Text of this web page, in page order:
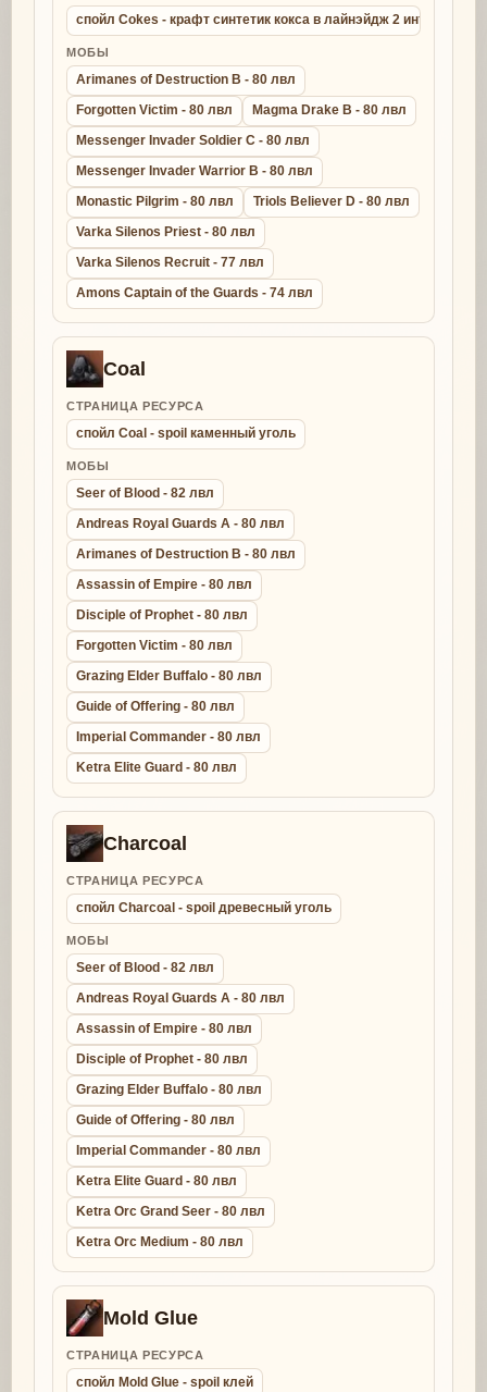
спойл Cokes - крафт синтетик кокса в лайнэйдж 2 интерлюд
МОБЫ
Arimanes of Destruction B - 80 лвл
Forgotten Victim - 80 лвл
Magma Drake B - 80 лвл
Messenger Invader Soldier C - 80 лвл
Messenger Invader Warrior B - 80 лвл
Monastic Pilgrim - 80 лвл
Triols Believer D - 80 лвл
Varka Silenos Priest - 80 лвл
Varka Silenos Recruit - 77 лвл
Amons Captain of the Guards - 74 лвл
Coal
СТРАНИЦА РЕСУРСА
спойл Coal - spoil каменный уголь
МОБЫ
Seer of Blood - 82 лвл
Andreas Royal Guards A - 80 лвл
Arimanes of Destruction B - 80 лвл
Assassin of Empire - 80 лвл
Disciple of Prophet - 80 лвл
Forgotten Victim - 80 лвл
Grazing Elder Buffalo - 80 лвл
Guide of Offering - 80 лвл
Imperial Commander - 80 лвл
Ketra Elite Guard - 80 лвл
Charcoal
СТРАНИЦА РЕСУРСА
спойл Charcoal - spoil древесный уголь
МОБЫ
Seer of Blood - 82 лвл
Andreas Royal Guards A - 80 лвл
Assassin of Empire - 80 лвл
Disciple of Prophet - 80 лвл
Grazing Elder Buffalo - 80 лвл
Guide of Offering - 80 лвл
Imperial Commander - 80 лвл
Ketra Elite Guard - 80 лвл
Ketra Orc Grand Seer - 80 лвл
Ketra Orc Medium - 80 лвл
Mold Glue
СТРАНИЦА РЕСУРСА
спойл Mold Glue - spoil клей